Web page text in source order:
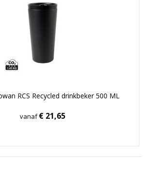
RCS Recycled drinkbeker 500 ML
vanaf€ 21,65